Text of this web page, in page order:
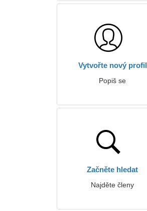
Vytvořte nový profil
Popiš se
Začněte hledat
Najděte členy